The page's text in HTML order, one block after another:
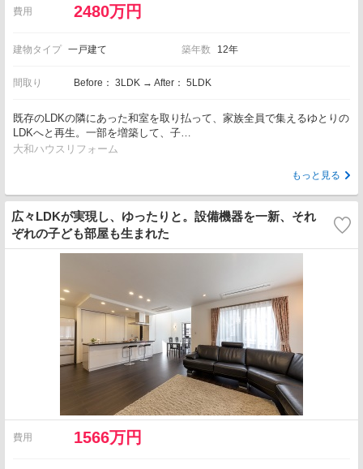
費用 2480万円
建物タイプ 一戸建て 築年数 12年
間取り Before： 3LDK → After： 5LDK
既存のLDKの隣にあった和室を取り払って、家族全員で集えるゆとりの
LDKへと再生。一部を増築して、子…
大和ハウスリフォーム
もっと見る
広々LDKが実現し、ゆったりと。設備機器を一新、それ
ぞれの子ども部屋も生まれた
費用 1566万円